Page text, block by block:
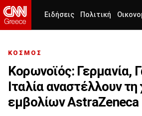
Ειδήσεις Πολιτική
ΚΟΣΜΟΣ
Κορωνοϊός: Γερμανία,
Ιταλία αναστέλλουν
εμβολίων AstraZeneca